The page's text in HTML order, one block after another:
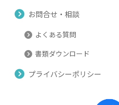
お問合せ・相談
よくある質問
書類ダウンロード
プライバシーポリシー